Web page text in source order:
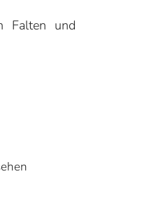
Falten und